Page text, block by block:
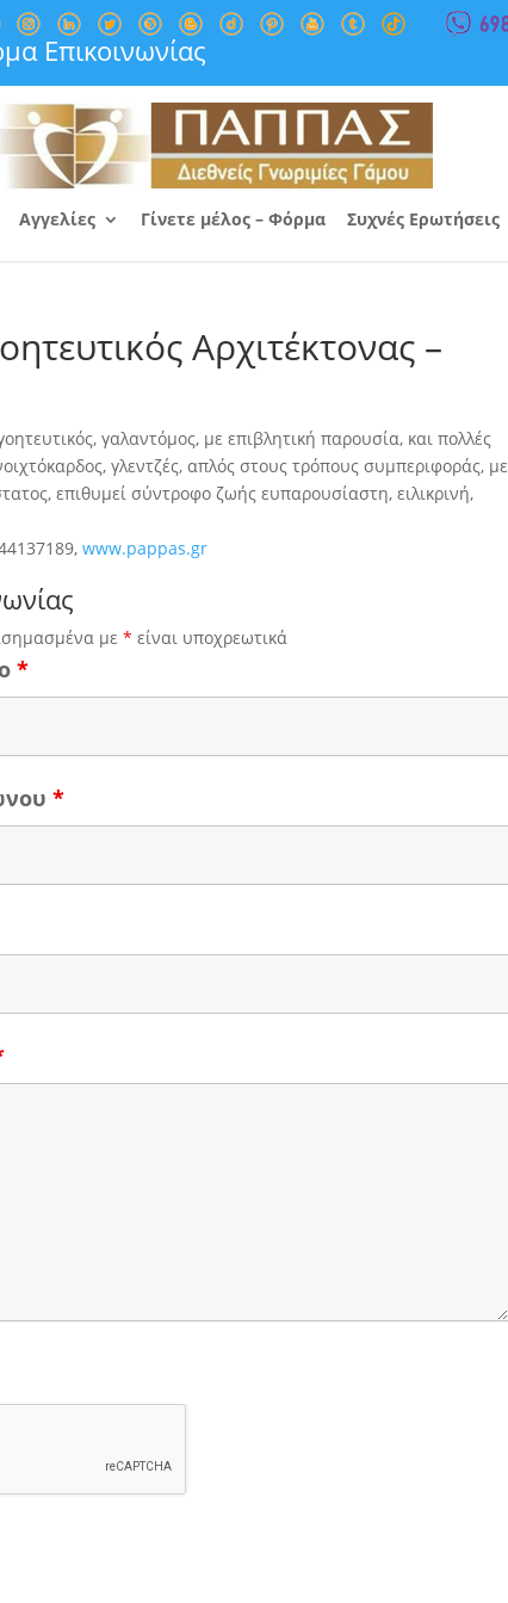
Επικοινωνίας
Αγγελίες Γίνετε μέλος – Φόρμα Συχνές Ερωτήσεις
Αρχιτέκτονας –
γαλαντόμος, με επιβλητική παρουσία, και πολλές
γλεντζές, απλός στους τρόπους συμπεριφοράς, με
επιθυμεί σύντροφο ζωής ευπαρουσίαστη, ειλικρινή,
www.pappas.gr
με* είναι υποχρεωτικά
*
*